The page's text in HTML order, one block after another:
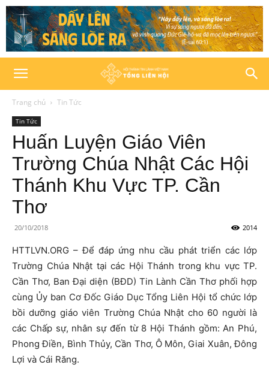
Trang chủ Tin Tức
Tin Tức
Huấn Luyện Giáo Viên
Trường Chúa Nhật Các Hội
Thánh Khu Vực TP. Cần
Thơ
20/10/2018 2014
HTTLVN.ORG – Để đáp ứng nhu cầu phát triển các lớp
Trường Chúa Nhật tại các Hội Thánh trong khu vực TP.
Cần Thơ, Ban Đại diện (BĐD) Tin Lành Cần Thơ phối hợp
cùng Ủy ban Cơ Đốc Giáo Dục Tổng Liên Hội tổ chức lớp
bồi dưỡng giáo viên Trường Chúa Nhật cho 60 người là
các Chấp sự, nhân sự đến từ 8 Hội Thánh gồm: An Phú,
Phong Điền, Bình Thủy, Cần Thơ, Ô Môn, Giai Xuân, Đông
Lợi và Cái Răng.